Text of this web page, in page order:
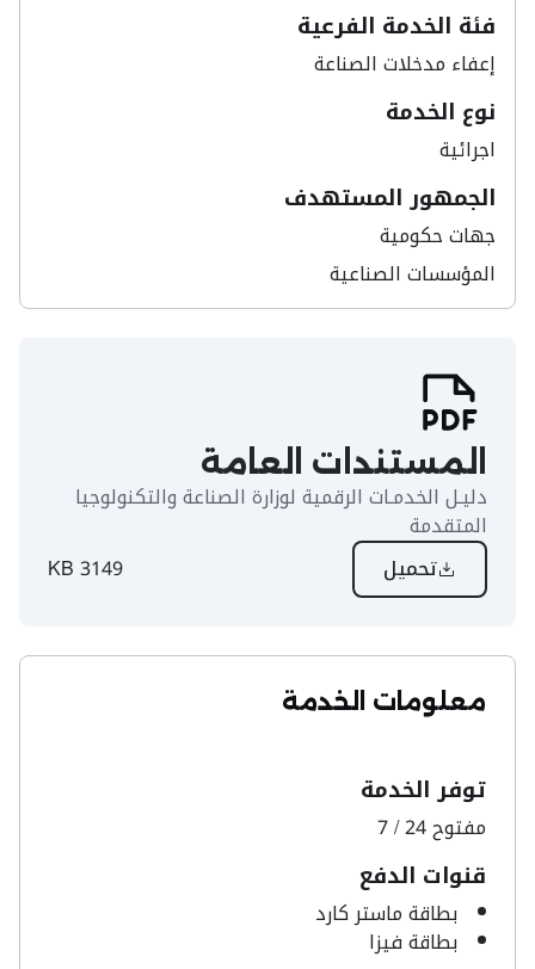
فئة الخدمة الفرعية
إعفاء مدخلات الصناعة
نوع الخدمة
اجرائية
الجمهور المستهدف
جهات حكومية
المؤسسات الصناعية
المستندات العامة
دليـل الخدمـات الرقمية لوزارة الصناعة والتكنولوجيا
المتقدمة
تحميل
3149 KB
معلومات الخدمة
توفر الخدمة
مفتوح 24 / 7
قنوات الدفع
بطاقة ماستر كارد
بطاقة فيزا